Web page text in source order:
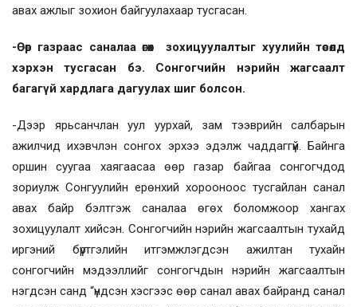
авах ажлыг зохион байгуулахаар тусгасан.
-Өөр газраас саналаа өгөх зохицуулалтыг хуулийн төсөлд
хэрхэн тусгасан бэ. Сонгогчийн нэрийн жагсаалт
багагүй хардлага дагуулах шиг болсон.
-Дээр ярьсанчлан уул уурхай, зам тээврийн салбарын
ажилчид ихэвчлэн сонгох эрхээ эдэлж чаддаггүй. Байнга
оршин суугаа хаягаасаа өөр газар байгаа сонгогчдод
зориулж Сонгуулийн ерөнхий хорооноос тусгайлан санал
авах байр бэлтгэж саналаа өгөх боломжоор хангах
зохицуулалт хийсэн. Сонгогчийн нэрийн жагсаалтын тухайд
иргэний бүртгэлийн итгэмжлэгдсэн ажилтан тухайн
сонгогчийн мэдээллийг сонгогчдын нэрийн жагсаалтын
нэгдсэн санд “үндсэн хэсгээс өөр санал авах байранд санал